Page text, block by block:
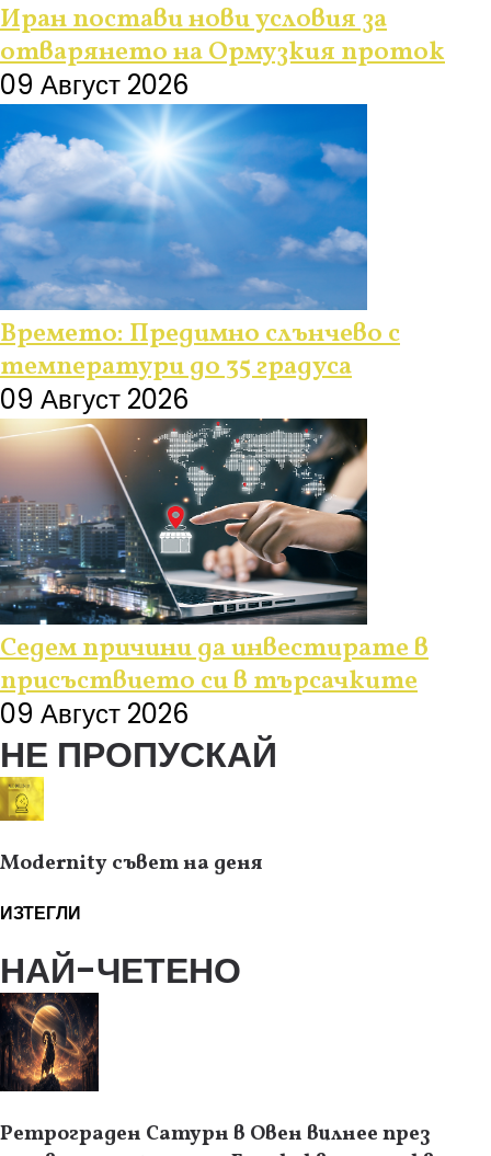
Иран постави нови условия за
отварянето на Ормузкия проток
09 Август 2026
Времето: Предимно слънчево с
температури до 35 градуса
09 Август 2026
Седем причини да инвестирате в
присъствието си в търсачките
09 Август 2026
НЕ ПРОПУСКАЙ
Modernity съвет на деня
ИЗТЕГЛИ
НАЙ-ЧЕТЕНО
Ретрограден Сатурн в Овен вилнее през